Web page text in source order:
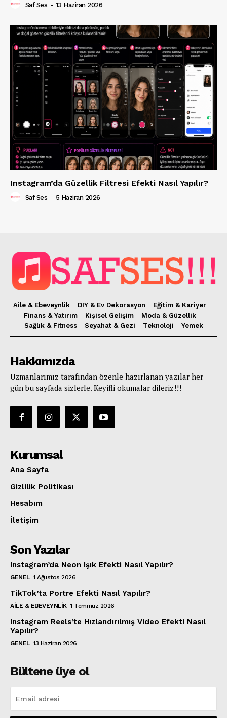
Saf Ses - 13 Haziran 2026
Instagram’da Güzellik Filtresi Efekti Nasıl Yapılır?
Saf Ses - 5 Haziran 2026
Aile & Ebeveynlik DIY & Ev Dekorasyon
Eğitim & Kariyer
Finans & Yatırım
Kişisel Gelişim
Moda & Güzellik
Sağlık & Fitness
Seyahat & Gezi Teknoloji Yemek
Hakkımızda
Uzmanlarımız tarafından özenle hazırlanan yazılar her
gün bu sayfada sizlerle. Keyifli okumalar dileriz!!!
Kurumsal
Ana Sayfa
Gizlilik Politikası
Hesabım
İletişim
Son Yazılar
Instagram’da Neon Işık Efekti Nasıl Yapılır?
GENEL 1 Ağustos 2026
TikTok’ta Portre Efekti Nasıl Yapılır?
AILE & EBEVEYNLIK 1 Temmuz 2026
Instagram Reels’te Hızlandırılmış Video Efekti Nasıl
Yapılır?
GENEL 13 Haziran 2026
Bültene üye ol